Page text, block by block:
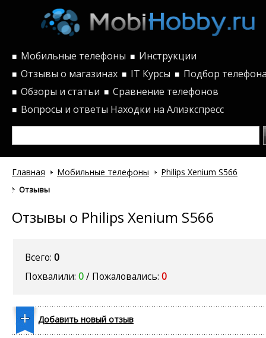
■ Мобильные телефоны ■ Инструкции
■ Отзывы о магазинах ■ IT Курсы ■ Подбор
■ Обзоры и статьи ■ Сравнение телефонов
■ Вопросы и ответы Находки на Алиэкспресс
Главная Мобильные телефоны Philips Xenium S566
Отзывы
Отзывы о Philips Xenium S566
Всего: 0
Похвалили: 0/ Пожаловались: 0
Добавить новый отзыв